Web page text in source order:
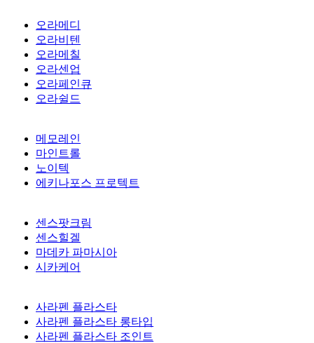
오라메디
오라비텐
오라메칠
오라센업
오라페인큐
오라쉴드
메모레인
마인트롤
노이텍
에키나포스 프로텍트
센스팟크림
센스힐겔
마데카 파마시아
시카케어
사라펜 플라스타
사라펜 플라스타 롱타입
사라펜 플라스타 조인트